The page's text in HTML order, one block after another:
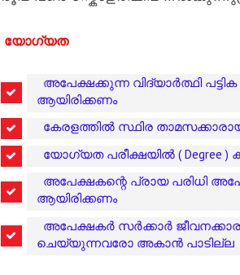
യോഗ്യത
അപേക്ഷക്കുന്ന വിദ്യാർത്ഥി പട്ടിക
ആയിരിക്കണം
കേരളത്തിൽ സ്ഥിര
യോഗ്യത പരീക്ഷയിൽ ( Degree )
അപേക്ഷകന്റെ പ്രായ പരിധി
ആയിരിക്കണം
അപേക്ഷകർ സർക്കാർ
ചെയ്യുന്നവരോ അകാൻ പാടില്ല